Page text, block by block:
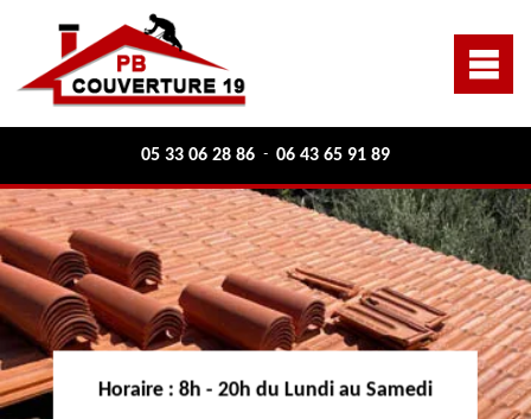
05 33 06 28 86 - 06 43 65 91 89
Horaire : 8h - 20h du Lundi au Samedi